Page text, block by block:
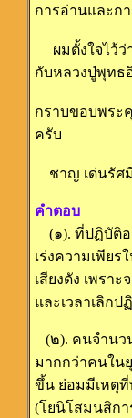
การอ่านและก
ผมตั้งใจไว้ว่
กับหลวงปู่พุทธ
กราบขอบพระ
ครับ
ชาญ เด่นรัศ
คำตอบ
(๑). ที่ปฏิบัติอ
เร่งความเพีย
เสียงดัง เพรา
และเวลาเลิก
(๒). คนจำนว
มากกว่าคนใน
ขึ้น ย่อมมีเหตุที่
(โยนิโสมนสิกา